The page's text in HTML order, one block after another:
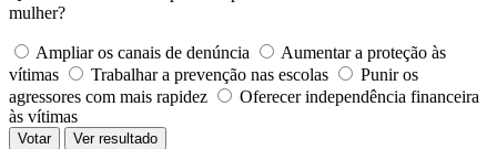
mulher?
Ampliar os canais de denúncia
Aumentar a proteção às
vítimas
Trabalhar a prevenção nas escolas
Punir os
agressores com mais rapidez
Oferecer independência financeira
às vítimas
Votar Ver resultado